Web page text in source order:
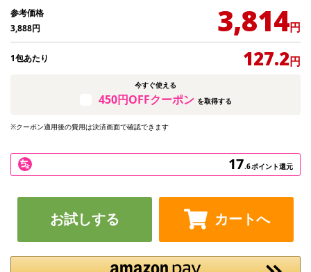
参考価格
3,888円 3,814円
1包あたり 127.2円
今すぐ使える
450円OFFクーポン を取得する
※クーポン適用後の費用は決済画面で確認できます
17.6ポイント還元
お試しする カートへ